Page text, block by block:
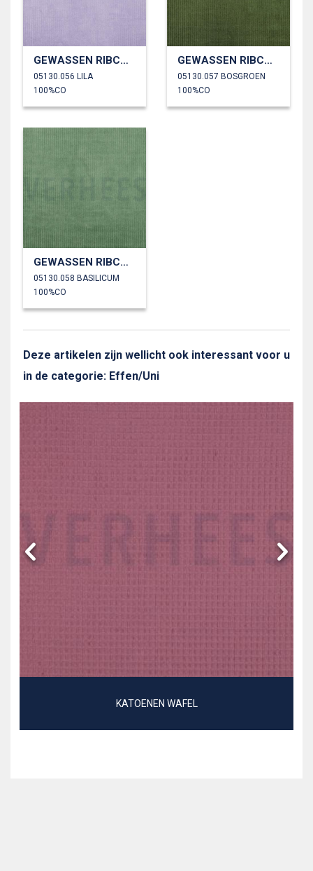
GEWASSEN RIBCORDUROY 4.5W
05130.056 LILA
100%CO
GEWASSEN RIBCORDUROY 4.5W
05130.057 BOSGROEN
100%CO
GEWASSEN RIBCORDUROY 4.5W
05130.058 BASILICUM
100%CO
Deze artikelen zijn wellicht ook interessant voor u
in de categorie: Effen/Uni
KATOENEN WAFEL